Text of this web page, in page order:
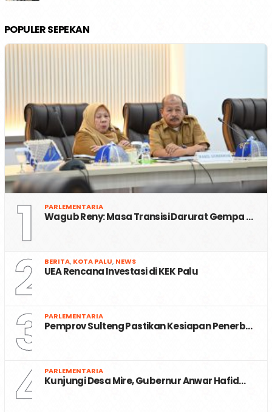
POPULER SEPEKAN
1 PARLEMENTARIA
Wagub Reny: Masa Transisi Darurat Gempa …
2 BERITA, KOTA PALU, NEWS
UEA Rencana Investasi di KEK Palu
3 PARLEMENTARIA
Pemprov Sulteng Pastikan Kesiapan Penerb…
4 PARLEMENTARIA
Kunjungi Desa Mire, Gubernur Anwar Hafid…